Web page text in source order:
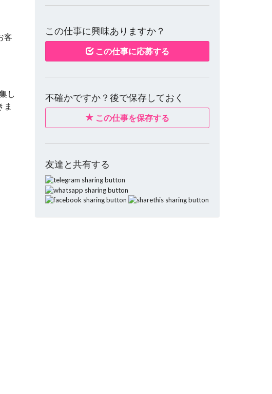
客
し
ま
この仕事に興味ありますか？
この仕事に応募する
不確かですか？後で保存しておく
この仕事を保存する
友達と共有する